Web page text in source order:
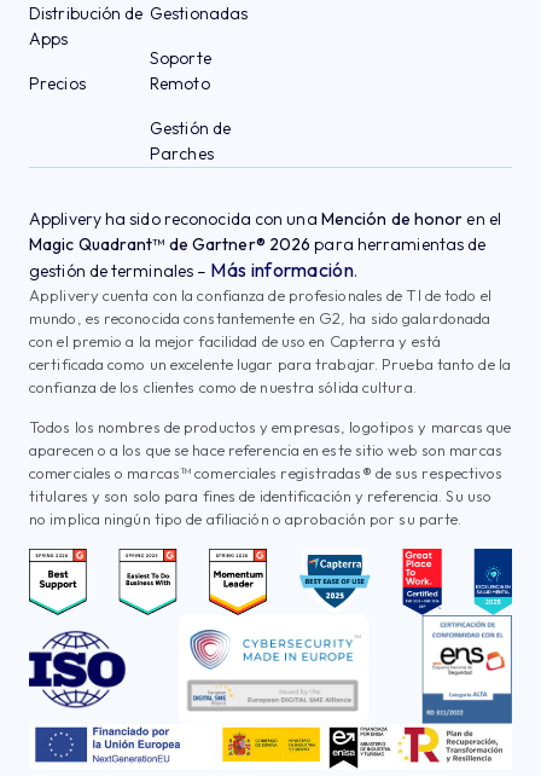
Distribución de
Apps
Precios
Gestionadas
Soporte
Remoto
Gestión de
Parches
Applivery ha sido reconocida con una Mención de honor en el
Magic Quadrant™ de Gartner® 2026 para herramientas de
gestión de terminales – Más información.
Applivery cuenta con la confianza de profesionales de TI de todo el
mundo, es reconocida constantemente en G2, ha sido galardonada
con el premio a la mejor facilidad de uso en Capterra y está
certificada como un excelente lugar para trabajar. Prueba tanto de la
confianza de los clientes como de nuestra sólida cultura.
Todos los nombres de productos y empresas, logotipos y marcas que
aparecen o a los que se hace referencia en este sitio web son marcas
comerciales o marcas™ comerciales registradas® de sus respectivos
titulares y son solo para fines de identificación y referencia. Su uso
no implica ningún tipo de afiliación o aprobación por su parte.